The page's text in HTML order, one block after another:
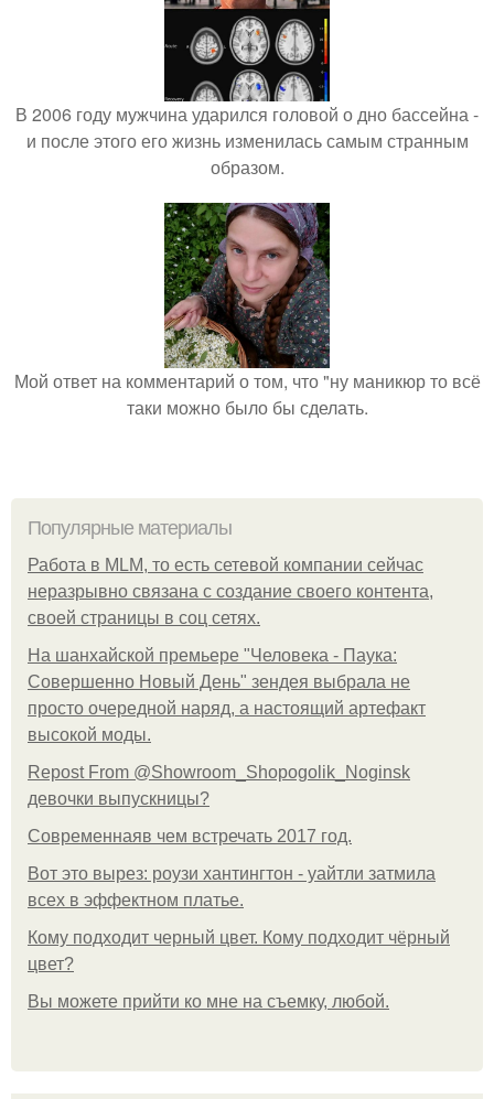
В 2006 году мужчина ударился головой о дно бассейна -
и после этого его жизнь изменилась самым странным
образом.
Мой ответ на комментарий о том, что "ну маникюр то всё
таки можно было бы сделать.
Популярные материалы
Работа в MLM, то есть сетевой компании сейчас
неразрывно связана с создание своего контента,
своей страницы в соц сетях.
На шанхайской премьере "Человека - Паука:
Совершенно Новый День" зендея выбрала не
просто очередной наряд, а настоящий артефакт
высокой моды.
Repost From @Showroom_Shopogolik_Noginsk
девочки выпускницы?
Современнаяв чем встречать 2017 год.
Вот это вырез: роузи хантингтон - уайтли затмила
всех в эффектном платьe.
Кому подходит черный цвет. Кому подходит чёрный
цвет?
Вы можете прийти ко мне на съемку, любой.